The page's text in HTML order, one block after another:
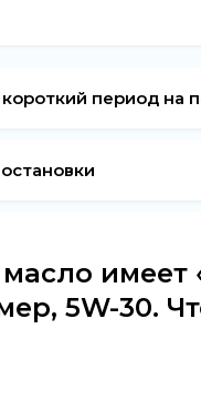
период на
имеет
5W-30.